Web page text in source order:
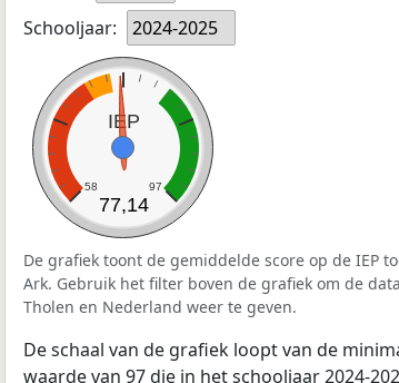
Schooljaar:
2024-2025
IEP
58 97
77,14
De grafiek toont de gemiddelde score op de IEP
Ark. Gebruik het filter boven de grafiek om de
Tholen en Nederland weer te geven.
De schaal van de grafiek loopt van de
waarde van 97 die in het schooljaar 2024-